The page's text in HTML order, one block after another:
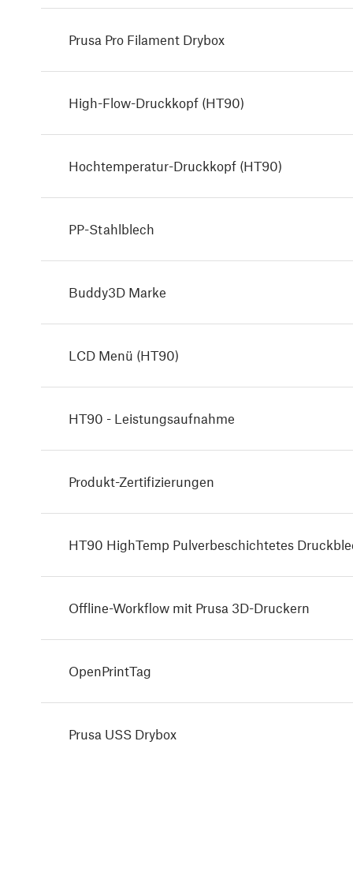
Prusa Pro Filament Drybox
High-Flow-Druckkopf (HT90)
Hochtemperatur-Druckkopf (HT90)
PP-Stahlblech
Buddy3D Marke
LCD Menü (HT90)
HT90 - Leistungsaufnahme
Produkt-Zertifizierungen
HT90 HighTemp Pulverbeschichtetes
Offline-Workflow mit Prusa 3D-Druckern
OpenPrintTag
Prusa USS Drybox